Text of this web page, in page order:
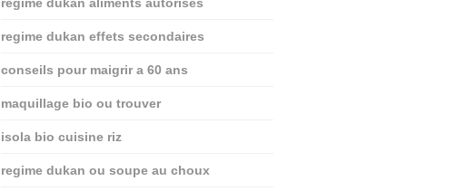
regime dukan effets secondaires
conseils pour maigrir a 60 ans
maquillage bio ou trouver
isola bio cuisine riz
regime dukan ou soupe au choux